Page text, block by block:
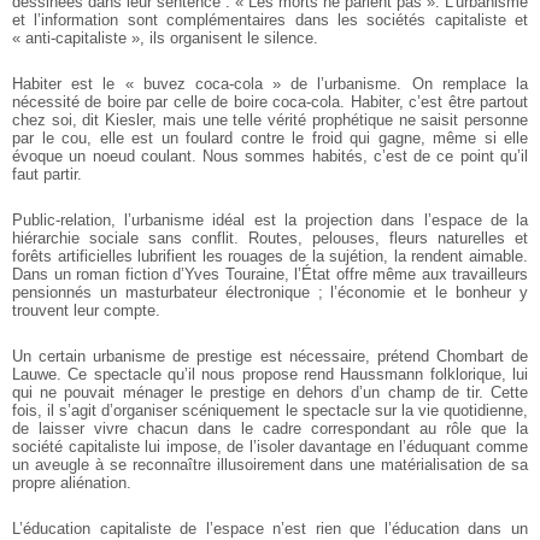
et l’information sont complémentaires dans les sociétés capitaliste et
« anti-capitaliste », ils organisent le silence.
Habiter est le « buvez coca-cola » de l’urbanisme. On remplace la
nécessité de boire par celle de boire coca-cola. Habiter, c’est être partout
chez soi, dit Kiesler, mais une telle vérité prophétique ne saisit personne
par le cou, elle est un foulard contre le froid qui gagne, même si elle
évoque un noeud coulant. Nous sommes habités, c’est de ce point qu’il
faut partir.
Public-relation, l’urbanisme idéal est la projection dans l’espace de la
hiérarchie sociale sans conflit. Routes, pelouses, fleurs naturelles et
forêts artificielles lubrifient les rouages de la sujétion, la rendent aimable.
Dans un roman fiction d’Yves Touraine, l’État offre même aux travailleurs
pensionnés un masturbateur électronique ; l’économie et le bonheur y
trouvent leur compte.
Un certain urbanisme de prestige est nécessaire, prétend Chombart de
Lauwe. Ce spectacle qu’il nous propose rend Haussmann folklorique, lui
qui ne pouvait ménager le prestige en dehors d’un champ de tir. Cette
fois, il s’agit d’organiser scéniquement le spectacle sur la vie quotidienne,
de laisser vivre chacun dans le cadre correspondant au rôle que la
société capitaliste lui impose, de l’isoler davantage en l’éduquant comme
un aveugle à se reconnaître illusoirement dans une matérialisation de sa
propre aliénation.
L’éducation capitaliste de l’espace n’est rien que l’éducation dans un